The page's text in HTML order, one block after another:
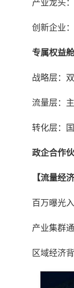
产业龙头
创新企业
专属权益
战略层：
流量层：
转化层：
政企合作
【流量经
百万曝光
产业集群
区域经济